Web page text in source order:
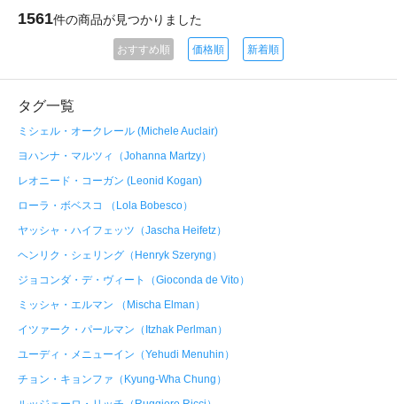
1561件の商品が見つかりました
おすすめ順 価格順 新着順
タグ一覧
ミシェル・オークレール (Michele Auclair)
ヨハンナ・マルツィ（Johanna Martzy）
レオニード・コーガン (Leonid Kogan)
ローラ・ボベスコ （Lola Bobesco）
ヤッシャ・ハイフェッツ（Jascha Heifetz）
ヘンリク・シェリング（Henryk Szeryng）
ジョコンダ・デ・ヴィート（Gioconda de Vito）
ミッシャ・エルマン （Mischa Elman）
イツァーク・パールマン（Itzhak Perlman）
ユーディ・メニューイン（Yehudi Menuhin）
チョン・キョンファ（Kyung-Wha Chung）